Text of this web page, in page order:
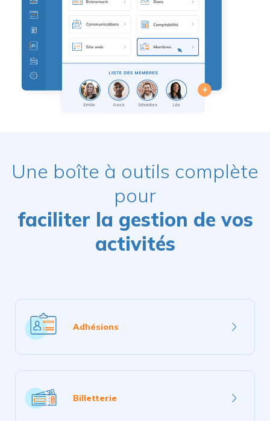
Une boîte à outils complète
pour
faciliter la gestion de vos
activités
Adhésions
savoir
Billetterie
savoir